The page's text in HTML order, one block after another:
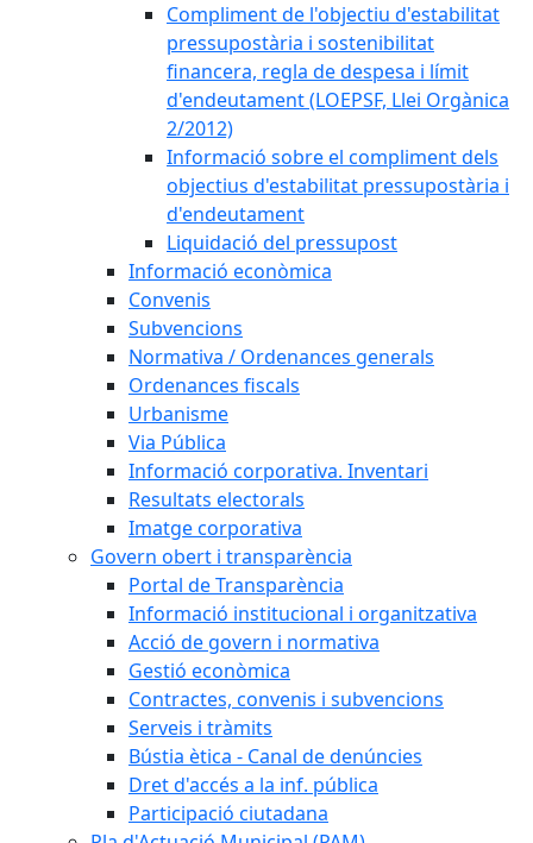
Compliment de l'objectiu d'estabilitat
pressupostària i sostenibilitat
financera, regla de despesa i límit
d'endeutament (LOEPSF, Llei Orgànica
2/2012)
Informació sobre el compliment dels
objectius d'estabilitat pressupostària i
d'endeutament
Liquidació del pressupost
Informació econòmica
Convenis
Subvencions
Normativa / Ordenances generals
Ordenances fiscals
Urbanisme
Via Pública
Informació corporativa. Inventari
Resultats electorals
Imatge corporativa
Govern obert i transparència
Portal de Transparència
Informació institucional i organitzativa
Acció de govern i normativa
Gestió econòmica
Contractes, convenis i subvencions
Serveis i tràmits
Bústia ètica - Canal de denúncies
Dret d'accés a la inf. pública
Participació ciutadana